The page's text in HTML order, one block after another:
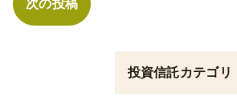
次の投稿
投資信託カテゴリ